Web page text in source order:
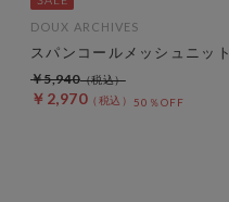
DOUX ARCHIVES
スパンコールメッシュニット
￥2,970 50％OFF
￥5,940